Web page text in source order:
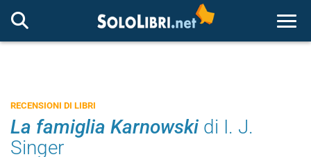
RECENSIONI DI LIBRI
La famiglia Karnowski di I. J.
Singer